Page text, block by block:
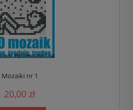
Mozaiki nr 1
20,00 zł